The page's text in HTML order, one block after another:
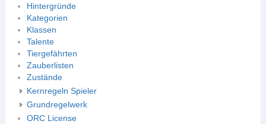
Hintergründe
Kategorien
Klassen
Talente
Tiergefährten
Zauberlisten
Zustände
Kernregeln Spieler
Grundregelwerk
ORC License